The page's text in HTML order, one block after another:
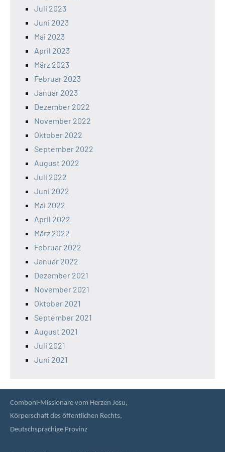
Juli 2023
Juni 2023
Mai 2023
April 2023
März 2023
Februar 2023
Januar 2023
Dezember 2022
November 2022
Oktober 2022
September 2022
August 2022
Juli 2022
Juni 2022
Mai 2022
April 2022
März 2022
Februar 2022
Januar 2022
Dezember 2021
November 2021
Oktober 2021
September 2021
August 2021
Juli 2021
Juni 2021
Comboni-Missionare vom Herzen Jesu,
Körperschaft des öffentlichen Rechts,
Deutschsprachige Provinz